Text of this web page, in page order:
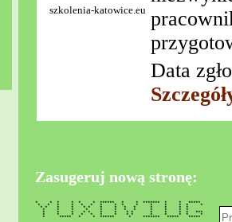
szkolenia-katowice.eu
Data
Zasugeruj nową stronę:
* * * * * * ****** * * ******* * * *****
* * * * * * * * * * * * * * *
* * * * * * * * * * * * * *
* * * * * * * * * * * *
* * * * * * * * * * * * * ***
* * * * * * * * * * * * * *
* ***** * * ****** * ******* ***** *****